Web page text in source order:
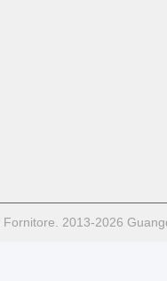
2013-2026